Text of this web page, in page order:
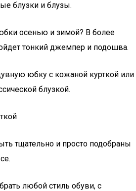
блузки и блузы.
осенью и зимой? В более
тонкий джемпер и подошва.
юбку с кожаной курткой или
блузкой.
тщательно и просто подобраны
любой стиль обуви, с